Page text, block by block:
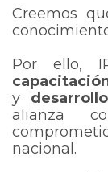
Creemos
Por ello,
y
alianza
nacional.